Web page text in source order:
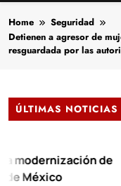
Home
Seguridad
Detienen a agresor de
resguardada por las
ÚLTIMAS NOTICIAS
de